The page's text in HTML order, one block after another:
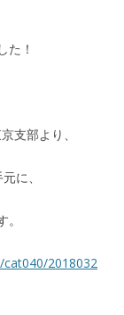
た！
支部より、
に、
2018032